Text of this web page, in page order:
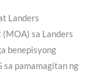
Landers
sa Landers
benepisyong
sa pamamagitan ng